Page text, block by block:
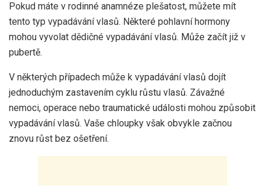
Pokud máte v rodinné anamnéze plešatost, můžete mít
tento typ vypadávání vlasů. Některé pohlavní hormony
mohou vyvolat dědičné vypadávání vlasů. Může začít již v
pubertě.
V některých případech může k vypadávání vlasů dojít
jednoduchým zastavením cyklu růstu vlasů. Závažné
nemoci, operace nebo traumatické události mohou způsobit
vypadávání vlasů. Vaše chloupky však obvykle začnou
znovu růst bez ošetření.